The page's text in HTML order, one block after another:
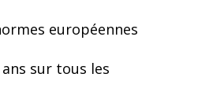
européennes
sur tous les